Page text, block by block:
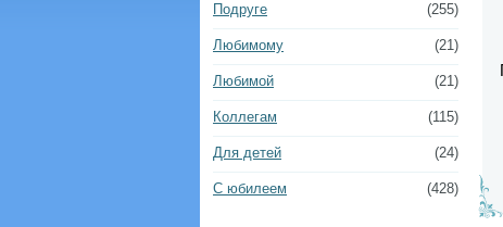
(255)
Подруге
(21)
Любимому
(21)
Любимой
(115)
Коллегам
(24)
Для детей
(428)
С юбилеем